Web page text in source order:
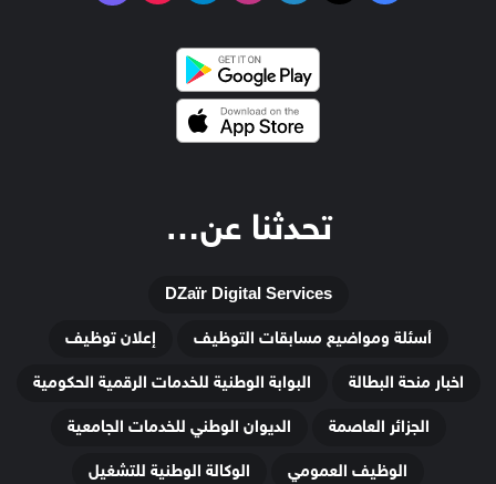
تحدثنا عن…
DZaïr Digital Services
أسئلة ومواضيع مسابقات التوظيف
إعلان توظيف
اخبار منحة البطالة
البوابة الوطنية للخدمات الرقمية الحكومية
الجزائر العاصمة
الديوان الوطني للخدمات الجامعية
الوظيف العمومي
الوكالة الوطنية للتشغيل